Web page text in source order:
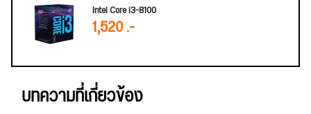
Intel Core i3-8100
1,520 .-
บทความที่เกี่ยวข้อง